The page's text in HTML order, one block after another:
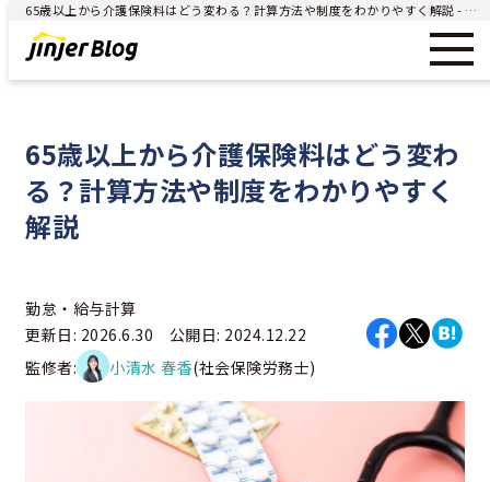
65歳以上から介護保険料はどう変わる？計算方法や制度をわかりやすく解説 - ジンジャー（jinjer）｜統合型人事システム
65歳以上から介護保険料はどう変わ
る？計算方法や制度をわかりやすく
解説
勤怠・給与計算
更新日: 2026.6.30 公開日: 2024.12.22
監修者:
小清水 春香(社会保険労務士)